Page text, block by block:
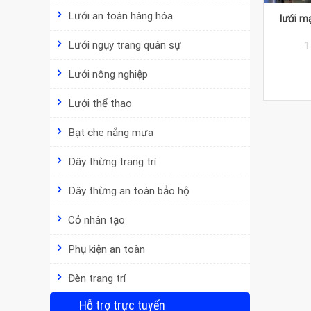
Lưới an toàn hàng hóa
Lưới ngụy trang quân sự
Lưới nông nghiệp
Lưới thể thao
Bạt che nắng mưa
Dây thừng trang trí
Dây thừng an toàn bảo hộ
Cỏ nhân tạo
Phụ kiện an toàn
Đèn trang trí
Hỗ trợ trực tuyến
lưới